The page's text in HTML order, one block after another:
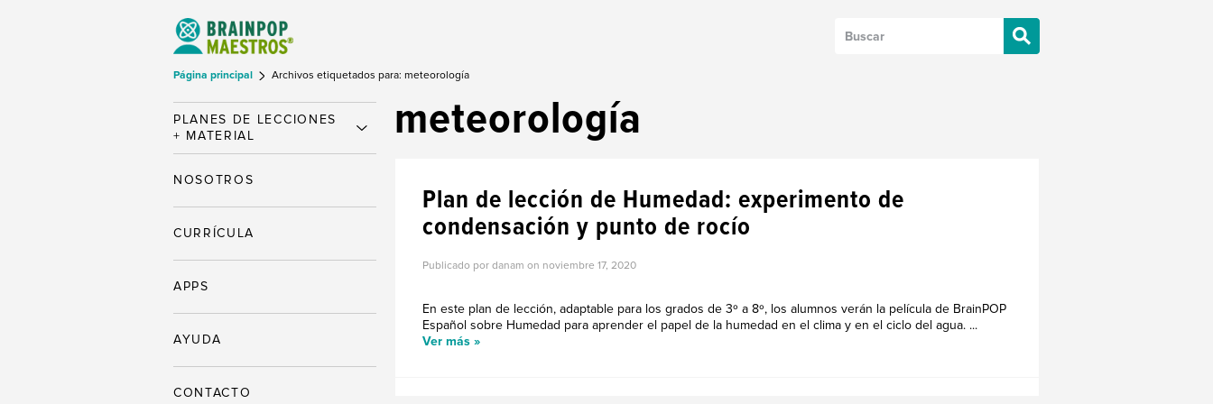
Página principal Archivos etiquetados para: meteorología
meteorología
Plan de lección de Humedad: experimento de
condensación y punto de rocío
Publicado por danam on noviembre 17, 2020
En este plan de lección, adaptable para los grados de 3º a 8º, los alumnos verán la película de BrainPOP
Español sobre Humedad para aprender el papel de la humedad en el clima y en el ciclo del agua. ...
Ver más »
PLANES DE LECCIONES
+ MATERIAL
NOSOTROS
CURRÍCULA
APPS
AYUDA
CONTACTO